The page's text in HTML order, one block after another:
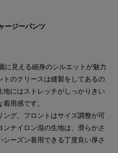
ージーパンツ
に見える細身のシルエットが魅力
トのクリースは縫製をしてあるの
にはストレッチがしっかりきい
用感です。
ング、フロントはサイズ調整が可
ナイロン混の生地は、滑らかさ
ーズン着用できる丁度良い厚さ